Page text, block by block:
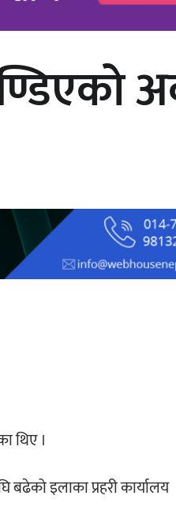
यस्तो होला’को शीर्ष
थिए ।
बढेको इलाका प्रहरी कार्यालय